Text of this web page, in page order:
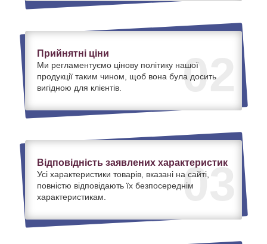
02
Прийнятні ціни
Ми регламентуємо цінову політику нашої
продукції таким чином, щоб вона була досить
вигідною для клієнтів.
03
Відповідність заявлених характеристик
Усі характеристики товарів, вказані на сайті,
повністю відповідають їх безпосереднім
характеристикам.